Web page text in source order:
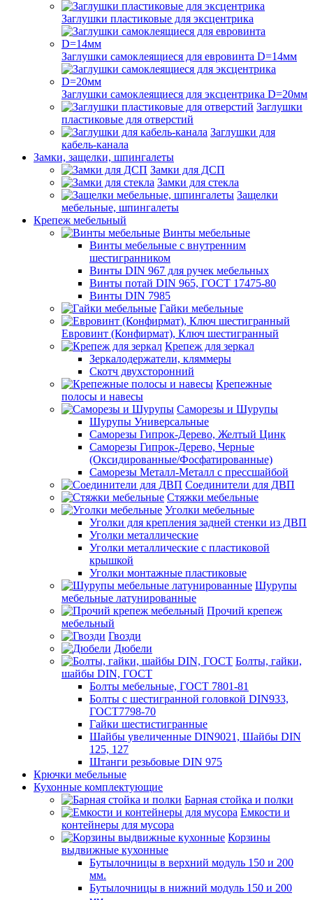
Заглушки пластиковые для эксцентрика
Заглушки самоклеящиеся для евровинта D=14мм
Заглушки самоклеящиеся для эксцентрика D=20мм
Заглушки
пластиковые для отверстий
Заглушки для
кабель-канала
Замки, защелки, шпингалеты
Замки для ДСП
Замки для стекла
Защелки
мебельные, шпингалеты
Крепеж мебельный
Винты мебельные
Винты мебельные с внутренним
шестигранником
Винты DIN 967 для ручек мебельных
Винты потай DIN 965, ГОСТ 17475-80
Винты DIN 7985
Гайки мебельные
Евровинт (Конфирмат), Ключ шестигранный
Крепеж для зеркал
Зеркалодержатели, кляммеры
Скотч двухсторонний
Крепежные
полосы и навесы
Саморезы и Шурупы
Шурупы Универсальные
Саморезы Гипрок-Дерево, Желтый Цинк
Саморезы Гипрок-Дерево, Черные
(Оксидированные/Фосфатированные)
Саморезы Металл-Металл с прессшайбой
Соединители для ДВП
Стяжки мебельные
Уголки мебельные
Уголки для крепления задней стенки из ДВП
Уголки металлические
Уголки металлические с пластиковой
крышкой
Уголки монтажные пластиковые
Шурупы
мебельные латунированные
Прочий крепеж
мебельный
Гвозди
Дюбели
Болты, гайки,
шайбы DIN, ГОСТ
Болты мебельные, ГОСТ 7801-81
Болты с шестигранной головкой DIN933,
ГОСТ7798-70
Гайки шестистигранные
Шайбы увеличенные DIN9021, Шайбы DIN
125, 127
Штанги резьбовые DIN 975
Крючки мебельные
Кухонные комплектующие
Барная стойка и полки
Емкости и
контейнеры для мусора
Корзины
выдвижные кухонные
Бутылочницы в верхний модуль 150 и 200
мм.
Бутылочницы в нижний модуль 150 и 200